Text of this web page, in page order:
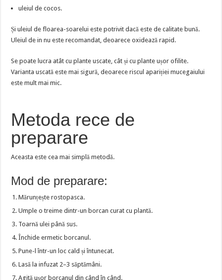
uleiul de cocos.
Și uleiul de floarea-soarelui este potrivit dacă este de calitate bună.
Uleiul de in nu este recomandat, deoarece oxidează rapid.
Se poate lucra atât cu plante uscate, cât și cu plante ușor ofilite.
Varianta uscată este mai sigură, deoarece riscul apariției mucegaiului
este mult mai mic.
Metoda rece de
preparare
Aceasta este cea mai simplă metodă.
Mod de preparare:
Mărunțește rostopasca.
Umple o treime dintr-un borcan curat cu plantă.
Toarnă ulei până sus.
Închide ermetic borcanul.
Pune-l într-un loc cald și întunecat.
Lasă la infuzat 2–3 săptămâni.
Agită ușor borcanul din când în când.